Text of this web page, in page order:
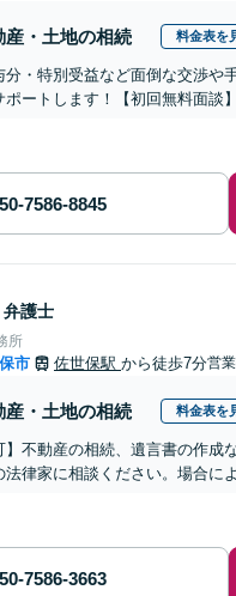
産・土地の相続 料金表を
分・特別受益など面倒な交渉や
ポートします！【初回無料面談
弁護士
所
市 佐世保駅 から徒歩7分営
産・土地の相続 料金表を
】不動産の相続、遺言書の作
律家に相談ください。場合に